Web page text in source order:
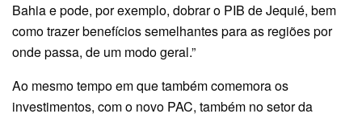
Bahia e pode, por exemplo, dobrar o PIB de Jequié, bem
como trazer benefícios semelhantes para as regiões por
onde passa, de um modo geral.”
Ao mesmo tempo em que também comemora os
investimentos, com o novo PAC, também no setor da